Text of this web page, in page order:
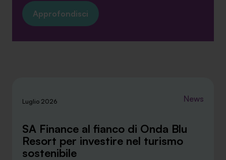
Approfondisci
Luglio 2026 News
SA Finance al fianco di Onda Blu
Resort per investire nel turismo
sostenibile